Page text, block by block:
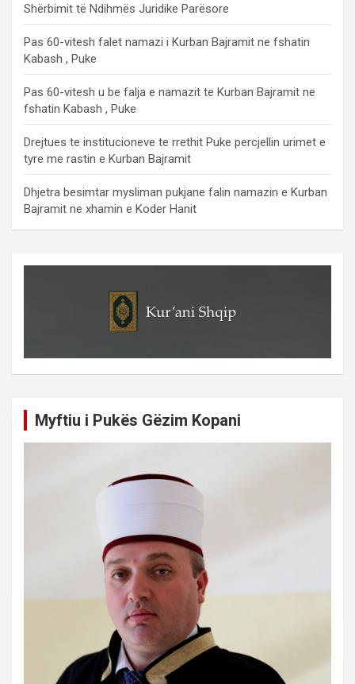
Shërbimit të Ndihmës Juridike Parësore
Pas 60-vitesh falet namazi i Kurban Bajramit ne fshatin
Kabash , Puke
Pas 60-vitesh u be falja e namazit te Kurban Bajramit ne
fshatin Kabash , Puke
Drejtues te institucioneve te rrethit Puke percjellin urimet e
tyre me rastin e Kurban Bajramit
Dhjetra besimtar mysliman pukjane falin namazin e Kurban
Bajramit ne xhamin e Koder Hanit
Myftiu i Pukës Gëzim Kopani